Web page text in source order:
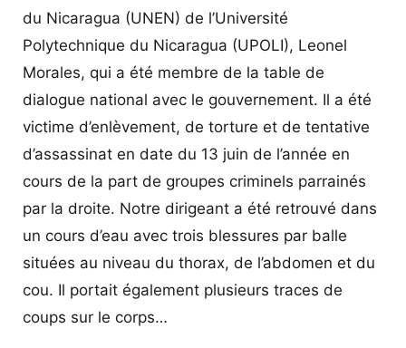
du Nicaragua (UNEN) de l’Université
Polytechnique du Nicaragua (UPOLI), Leonel
Morales, qui a été membre de la table de
dialogue national avec le gouvernement. Il a été
victime d’enlèvement, de torture et de tentative
d’assassinat en date du 13 juin de l’année en
cours de la part de groupes criminels parrainés
par la droite. Notre dirigeant a été retrouvé dans
un cours d’eau avec trois blessures par balle
situées au niveau du thorax, de l’abdomen et du
cou. Il portait également plusieurs traces de
coups sur le corps…